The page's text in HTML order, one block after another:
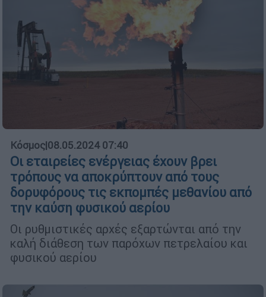
Κόσμος|08.05.2024 07:40
Οι εταιρείες ενέργειας έχουν βρει
τρόπους να αποκρύπτουν από τους
δορυφόρους τις εκπομπές μεθανίου από
την καύση φυσικού αερίου
Οι ρυθμιστικές αρχές εξαρτώνται από την
καλή διάθεση των παρόχων πετρελαίου και
φυσικού αερίου